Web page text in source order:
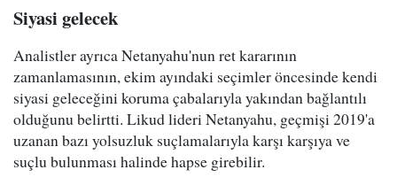
Siyasi gelecek
Analistler ayrıca Netanyahu'nun ret kararının
zamanlamasının, ekim ayındaki seçimler öncesinde kendi
siyasi geleceğini koruma çabalarıyla yakından bağlantılı
olduğunu belirtti. Likud lideri Netanyahu, geçmişi 2019'a
uzanan bazı yolsuzluk suçlamalarıyla karşı karşıya ve
suçlu bulunması halinde hapse girebilir.